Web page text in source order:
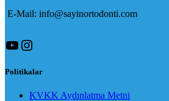
E-Mail: info@sayinortodonti.com
YouTube
Instagram
Politikalar
KVKK Aydınlatma Metni